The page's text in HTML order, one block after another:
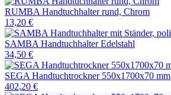
RUMBA Handtuchhalter rund, Chrom
13,20 €
SAMBA Handtuchhalter Edelstahl
34,50 €
SEGA Handtuchtrockner 550x1700x70 mm
402,20 €